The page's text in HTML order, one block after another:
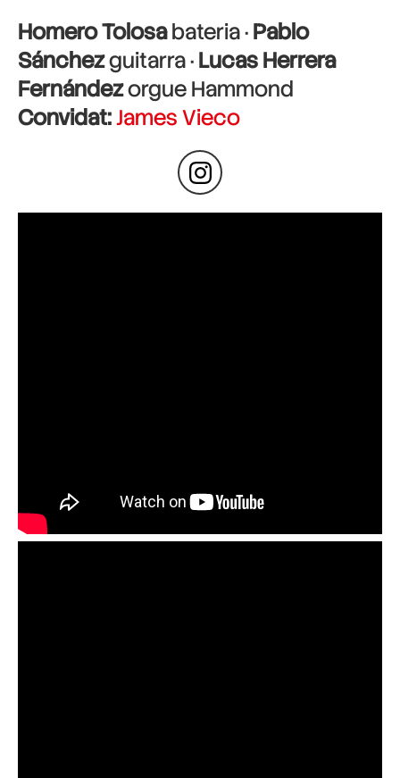
Homero Tolosabateria ·Pablo
Sánchezguitarra ·Lucas Herrera
Fernándezorgue Hammond
Convidat:James Vieco